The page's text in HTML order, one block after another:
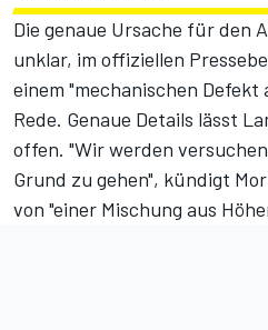
Die genaue Ursache für den
unklar, im offiziellen
einem "mechanischen
Rede. Genaue Details lässt
offen. "Wir werden
Grund zu gehen", kündigt
von "einer Mischung aus